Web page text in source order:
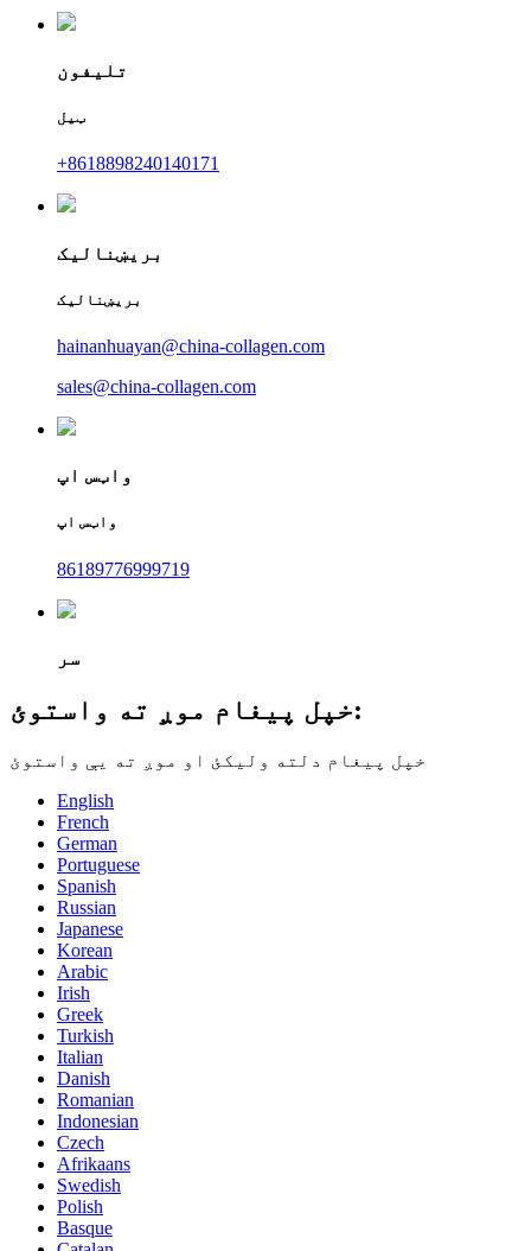
تلیفون
ټیل
+8618898240140171
بریښنالیک
بریښنالیک
hainanhuayan@china-collagen.com
sales@china-collagen.com
واټس اپ
واټس اپ
86189776999719
سر
خپل پیغام موږ ته واستوئ:
خپل پیغام دلته ولیکئ او موږ ته یې واستوئ
English
French
German
Portuguese
Spanish
Russian
Japanese
Korean
Arabic
Irish
Greek
Turkish
Italian
Danish
Romanian
Indonesian
Czech
Afrikaans
Swedish
Polish
Basque